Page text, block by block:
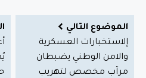
الموضوع التالي
إلاستخبارات العسكرية
والامن الوطني يضبطان
مرآب مخصص لتهريب